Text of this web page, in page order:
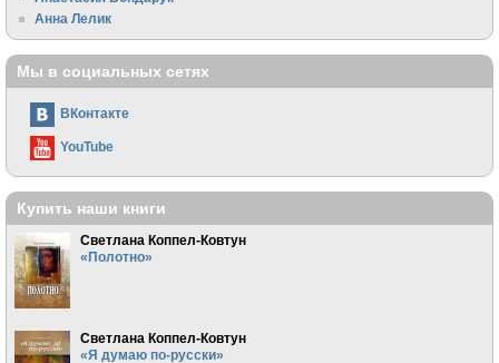
Анна Лелик
Мы в социальных сетях
ВКонтакте
YouTube
Купить наши книги
Светлана Коппел-Ковтун
«Полотно»
Светлана Коппел-Ковтун
«Я думаю по-русски»